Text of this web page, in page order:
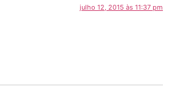
julho 12, 2015 às 11:37 pm